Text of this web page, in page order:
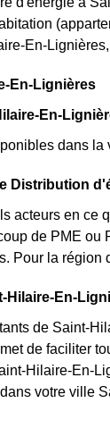
En-
En-Lignières
En-
dans
Distribution
acteurs en ce
de PME
Pour la
Hilaire-En-
de Saint-
de faciliter
Hilaire-En-
votre ville